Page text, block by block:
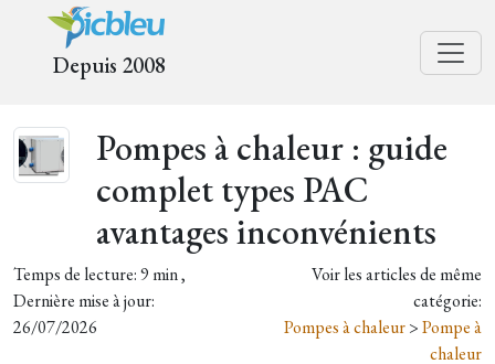
Depuis 2008
Pompes à chaleur : guide
complet types PAC
avantages inconvénients
Temps de lecture: 9 min ,
Dernière mise à jour:
26/07/2026
Voir les articles de même
catégorie:
Pompes à chaleur>Pompe à
chaleur